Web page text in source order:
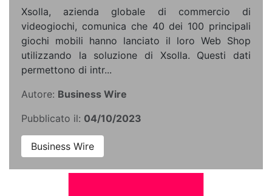
Xsolla, azienda globale di commercio di
videogiochi, comunica che 40 dei 100 principali
giochi mobili hanno lanciato il loro Web Shop
utilizzando la soluzione di Xsolla. Questi dati
permettono di intr...
Autore: Business Wire
Pubblicato il: 04/10/2023
Business Wire